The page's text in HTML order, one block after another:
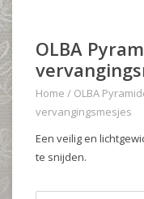
OLBA
Home / OLBA
vervangingsmesjes
Een veilig en
te snijden.